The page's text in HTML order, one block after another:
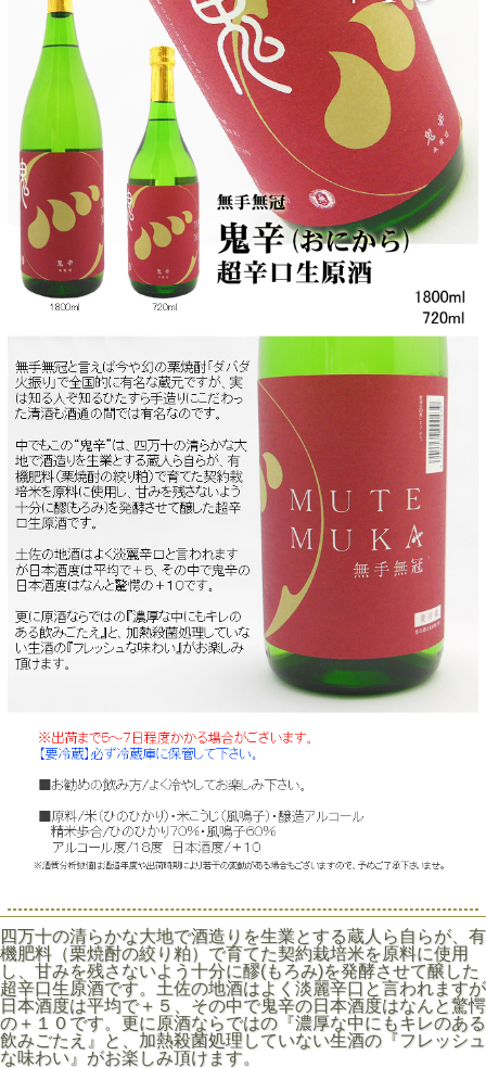
四万十の清らかな大地で酒造りを生業とする蔵人ら自らが、有
機肥料（栗焼酎の絞り粕）で育てた契約栽培米を原料に使用
し、甘みを残さないよう十分に醪(もろみ)を発酵させて醸した
超辛口生原酒です。土佐の地酒はよく淡麗辛口と言われますが
日本酒度は平均で＋５、その中で鬼辛の日本酒度はなんと驚愕
の＋１０です。更に原酒ならではの『濃厚な中にもキレのある
飲みごたえ』と、加熱殺菌処理していない生酒の『フレッシュ
な味わい』がお楽しみ頂けます。